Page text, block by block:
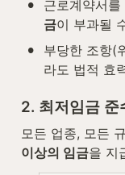
근로계약서
금이 부과될
•
부당한 조항(
라도 법적 효
2. 최저임금 준
모든 업종, 모든
이상의 임금을 지